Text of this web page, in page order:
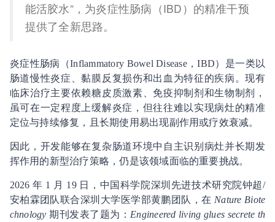
能活胶水”，为炎症性肠病（IBD）的精准干预
提供了全新思路。
炎症性肠病（Inflammatory Bowel Disease，IBD）是一类以
肠道慢性炎症、黏膜反复损伤和出血为特征的疾病。现有
临床治疗主要依赖糖皮质激素、免疫抑制剂和生物制剂，
虽可在一定程度上缓解炎症，但往往难以实现病灶的精准
定位与持续修复，且长期使用易出现副作用或疗效衰减。
因此，开发能够在复杂肠道环境中自主识别病灶并长期发
挥作用的新型治疗策略，仍是该领域面临的重要挑战。
2026 年 1 月 19 日，中国科学院深圳先进技术研究院钟超/
安柏霖团队联合深圳大学医学部黄鹏团队，在 Nature Biote
chnology 期刊发表了题为： Engineered living glues secrete th